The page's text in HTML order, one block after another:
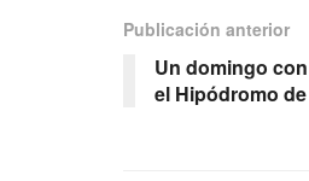
Publicación anterior
Un domingo
el Hipódromo